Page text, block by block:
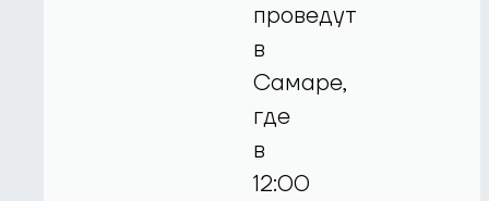
проведут
в
Самаре,
где
в
12:00